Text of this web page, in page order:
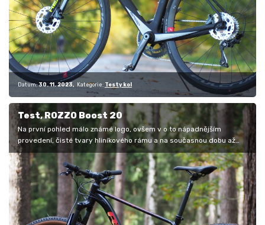
Datum: 30. 11. 2023 Kategorie: Testy kol
Test, ROZZO Boost 20
Na první pohled málo známé logo, ovšem v o to nápadnějším
provedení, čisté tvary hliníkového rámu a na současnou dobu až
nezvykle uniformní…